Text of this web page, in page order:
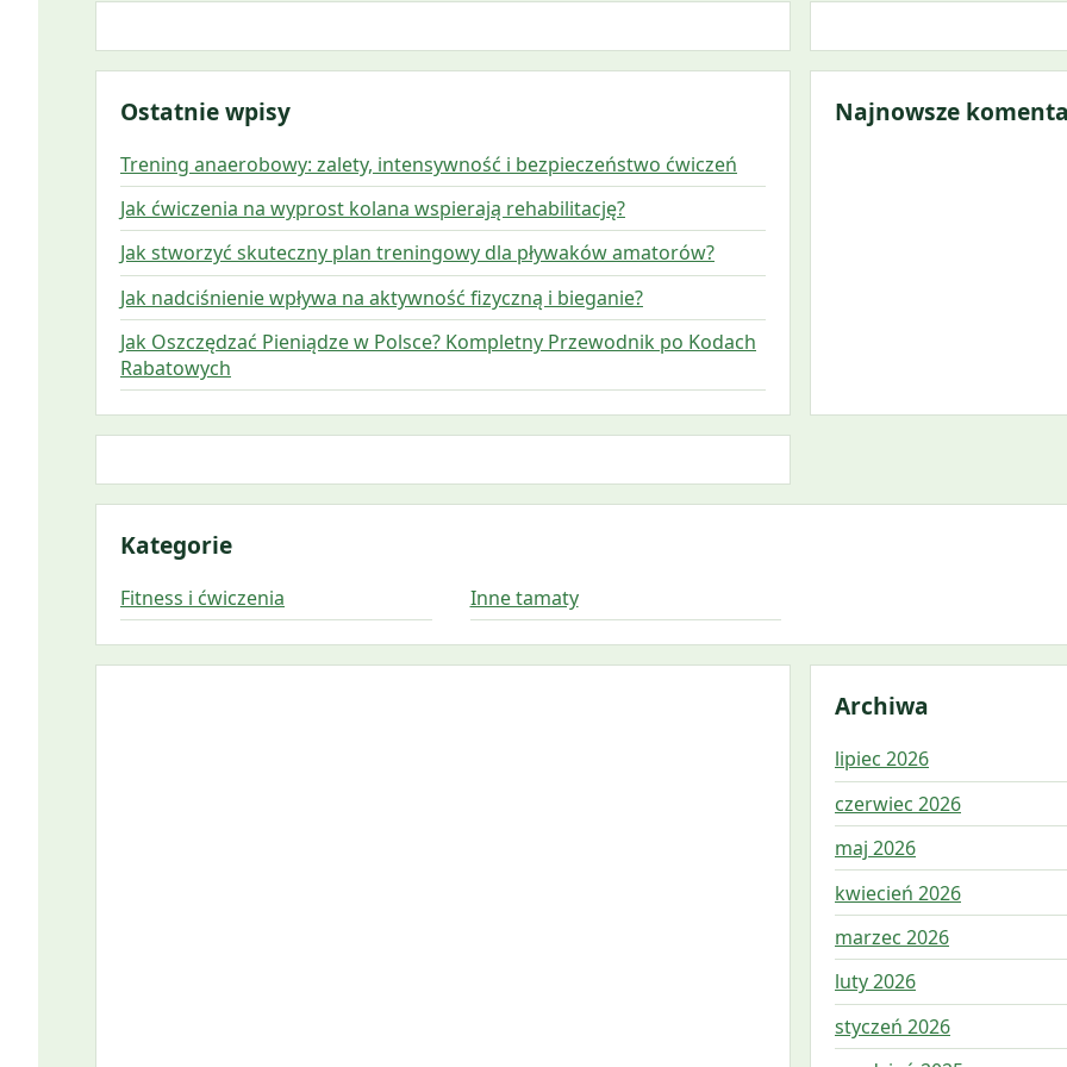
Ostatnie wpisy
Trening anaerobowy: zalety, intensywność i bezpieczeństwo ćwiczeń
Jak ćwiczenia na wyprost kolana wspierają rehabilitację?
Jak stworzyć skuteczny plan treningowy dla pływaków amatorów?
Jak nadciśnienie wpływa na aktywność fizyczną i bieganie?
Jak Oszczędzać Pieniądze w Polsce? Kompletny Przewodnik po Kodach
Rabatowych
Najnowsze
Kategorie
Fitness i ćwiczenia Inne tamaty
Archiwa
lipiec 2026
czerwiec 2026
maj 2026
kwiecień 2026
marzec 2026
luty 2026
styczeń 2026